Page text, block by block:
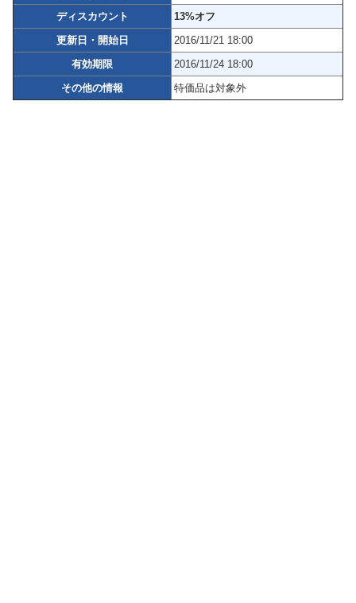
ディスカウント
13%オフ
更新日・開始日
2016/11/21 18:00
有効期限
2016/11/24 18:00
その他の情報
特価品は対象外